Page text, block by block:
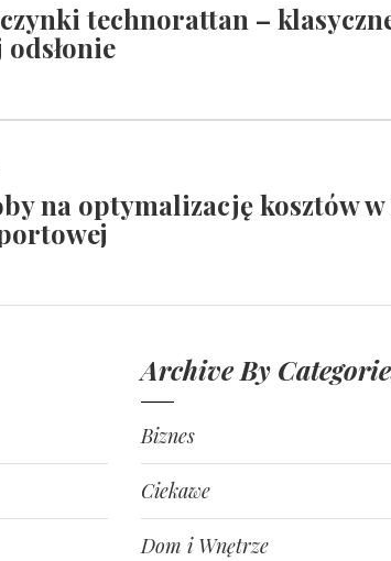
technorattan –
na optymalizację kosztów
Archive By
Biznes
Ciekawe
Dom i Wnętrze